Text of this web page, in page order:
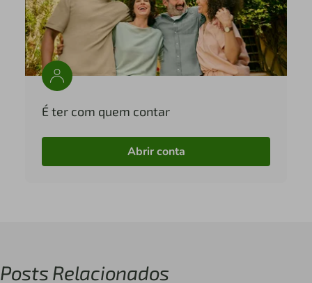
É ter com quem contar
Abrir conta
Posts Relacionados